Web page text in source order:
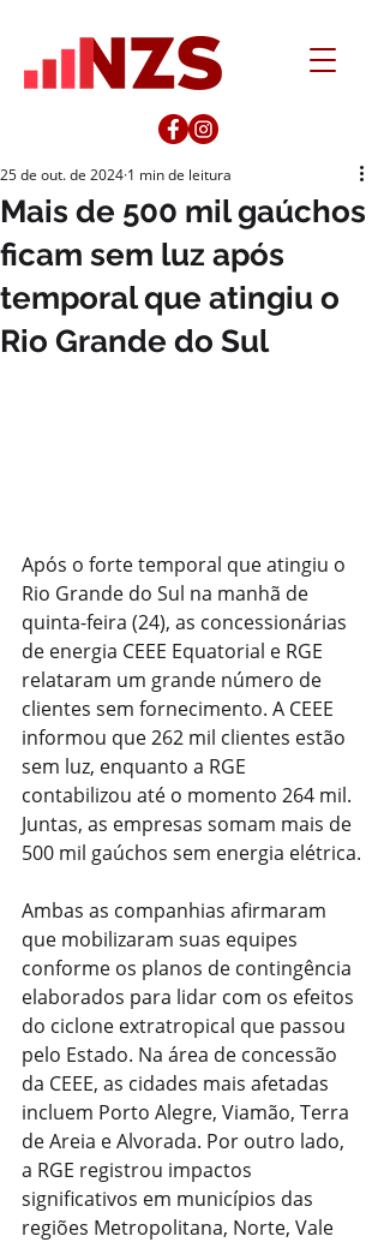
Mais de 500 mil gaúchos
ficam sem luz após
temporal que atingiu o
Rio Grande do Sul
25 de out. de 2024 1 min de leitura
Após o forte temporal que atingiu o
Rio Grande do Sul na manhã de
quinta-feira (24), as concessionárias
de energia CEEE Equatorial e RGE
relataram um grande número de
clientes sem fornecimento. A CEEE
informou que 262 mil clientes estão
sem luz, enquanto a RGE
contabilizou até o momento 264 mil.
Juntas, as empresas somam mais de
500 mil gaúchos sem energia elétrica.
Ambas as companhias afirmaram
que mobilizaram suas equipes
conforme os planos de contingência
elaborados para lidar com os efeitos
do ciclone extratropical que passou
pelo Estado. Na área de concessão
da CEEE, as cidades mais afetadas
incluem Porto Alegre, Viamão, Terra
de Areia e Alvorada. Por outro lado,
a RGE registrou impactos
significativos em municípios das
regiões Metropolitana, Norte, Vale